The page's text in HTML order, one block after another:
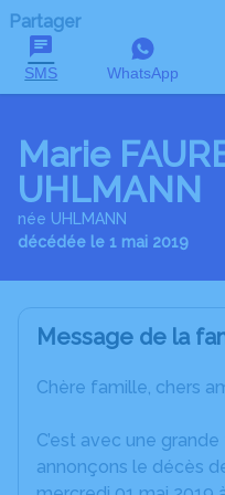
Partager
SMS WhatsApp
Marie
UHLMANN
née UHLMANN
décédée le 1 mai 2019
Message de la
Chère famille, chers
C’est avec une
annonçons le décès